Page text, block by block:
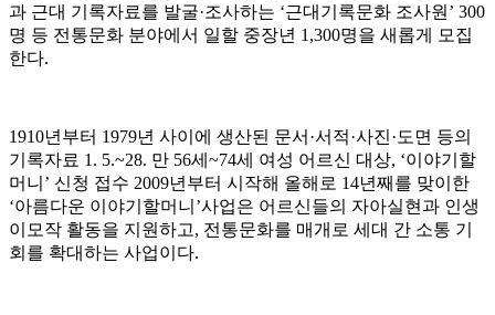
과 근대 기록자료를 발굴·조사하는 ‘근대기록문화 조사원 ’ 300
명 등 전통문화 분야에서 일할 중장년 1,300명을 새롭게 모집
한다.
1910년부터 1979년 사이에 생산된 문서 ·서적·사진·도면 등의
기록자료 1. 5.~28. 만 56세 ~74세 여성 어르신 대상, ‘이야기할
머니 ’ 신청 접수 2009년부터 시작해 올해로 14년째를 맞이한
‘아름다운 이야기할머니 ’사업은 어르신들의 자아실현과 인생
이모작 활동을 지원하고, 전통문화를 매개로 세대 간 소통 기
회를 확대하는 사업이다.